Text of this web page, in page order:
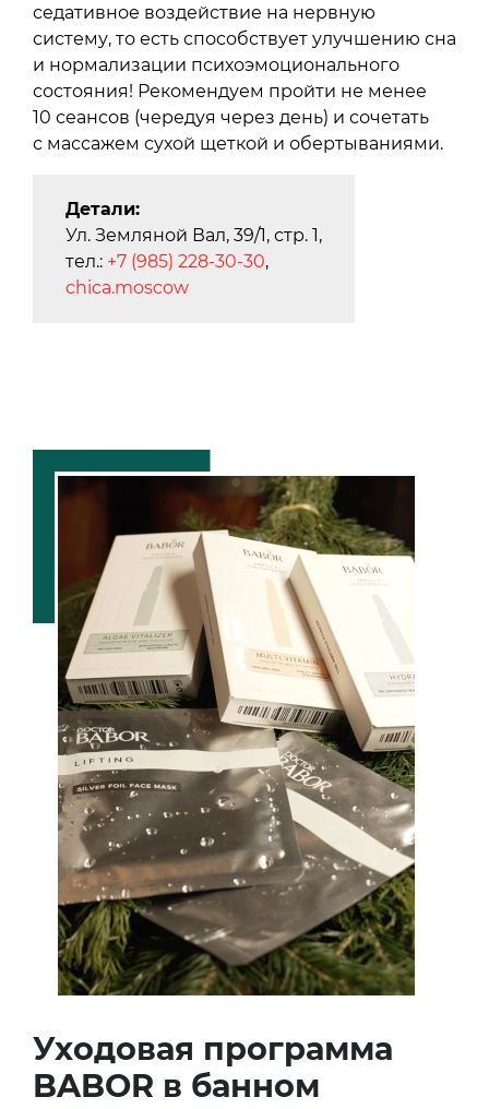
седативное воздействие на нервную
систему, то есть способствует улучшению сна
и нормализации психоэмоционального
состояния! Рекомендуем пройти не менее
10 сеансов (чередуя через день) и сочетать
с массажем сухой щеткой и обертываниями.
Детали:
Ул. Земляной Вал, 39/1, стр. 1,
тел.: +7 (985) 228-30-30,
chica.moscow
Уходовая программа
BABOR в банном